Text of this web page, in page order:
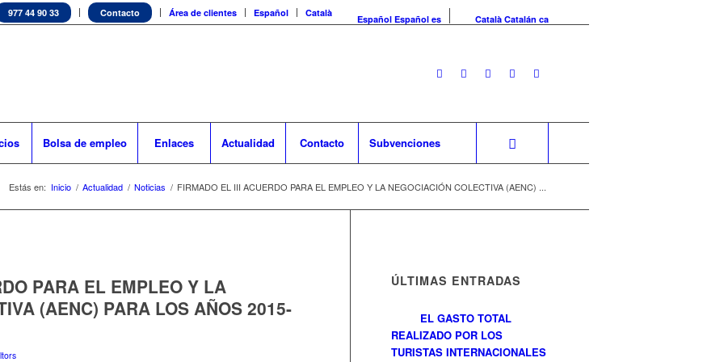
977 44 90 33 Contacto Área de clientes Español Català
Español Español es Català Catalán ca
Bolsa de empleo Enlaces Actualidad Contacto Subvenciones
Estás en: Inicio / Actualidad / Noticias / FIRMADO EL III ACUERDO PARA EL EMPLEO Y LA NEGOCIACIÓN COLECTIVA (AENC) ...
PARA EL EMPLEO Y LA
(AENC) PARA LOS AÑOS 2015-
ÚLTIMAS ENTRADAS
EL GASTO TOTAL
REALIZADO POR LOS
TURISTAS INTERNACIONALES